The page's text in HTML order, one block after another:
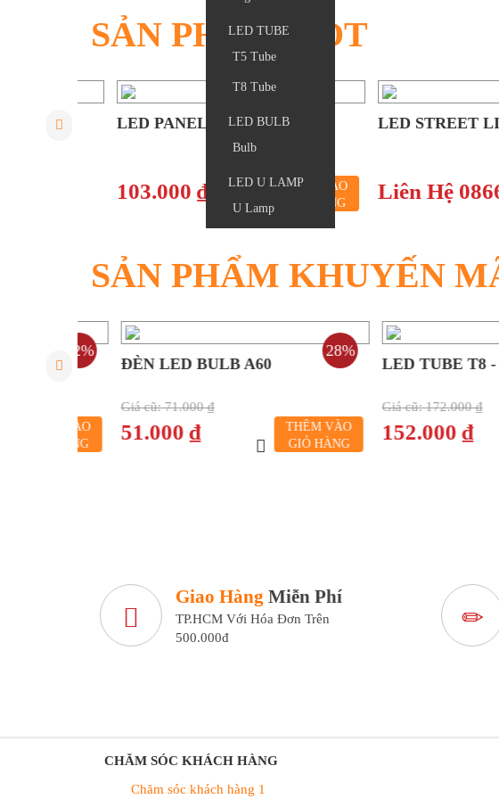
LED TUBE
T5 Tube
T8 Tube
LED BULB
Bulb
LED U LAMP
U Lamp
SẢN PHẨM HOT
LED PANEL ROUND
103.000 ₫
THÊM VÀO
GIỎ HÀNG
LED STREET
Liên Hệ
SẢN PHẨM KHUYẾN
ĐÈN LED BULB A60
Giá cũ:71.000 ₫
51.000 ₫
THÊM VÀO
GIỎ HÀNG
LED TUBE T8 - PC
Giá cũ:172.000 ₫
152.000 ₫
Giao Hàng Miễn Phí
TP.HCM Với Hóa Đơn Trên
500.000đ
CHĂM SÓC KHÁCH HÀNG
Chăm sóc khách hàng 1